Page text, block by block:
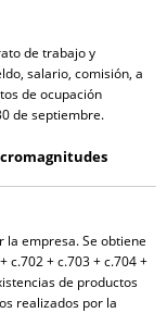
de trabajo y
salario, comisión, a
de ocupación
de septiembre.
la empresa. Se obtiene
c.702 + c.703 + c.704 +
de productos
realizados por la